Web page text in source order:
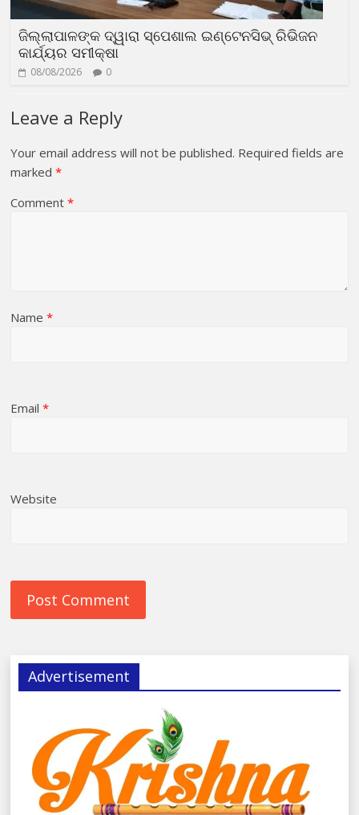
ଜିଲ୍ଲାପାଳଙ୍କ ଦ୍ୱାରା ସ୍ପେଶାଲ ଇଣ୍ଟେନସିଭ୍ ରିଭିଜନ
କାର୍ଯ୍ୟର ସମୀକ୍ଷା
08/08/2026 0
Leave a Reply
Your email address will not be published. Required fields are
marked*
Comment*
Name*
Email*
Website
Advertisement